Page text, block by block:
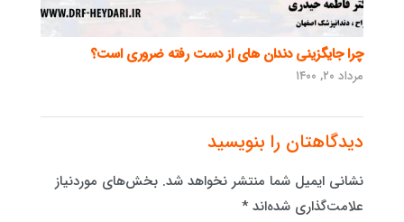
چرا جایگزینی دندان های از دست رفته ضروری است؟
مرداد ۲۰, ۱۴۰۰
دیدگاهتان را بنویسید
نشانی ایمیل شما منتشر نخواهد شد. بخش‌های موردنیاز
علامت‌گذاری شده‌اند *